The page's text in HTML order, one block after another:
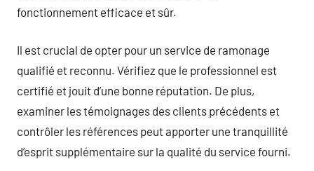
fonctionnement efficace et sûr.
Il est crucial de opter pour un service de ramonage
qualifié et reconnu. Vérifiez que le professionnel est
certifié et jouit d’une bonne réputation. De plus,
examiner les témoignages des clients précédents et
contrôler les références peut apporter une tranquillité
d’esprit supplémentaire sur la qualité du service fourni.